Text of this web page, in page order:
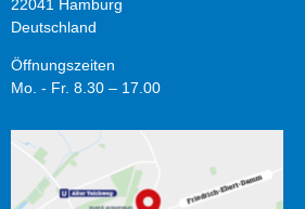
22041 Hamburg
Deutschland
Öffnungszeiten
Mo. - Fr. 8.30 – 17.00